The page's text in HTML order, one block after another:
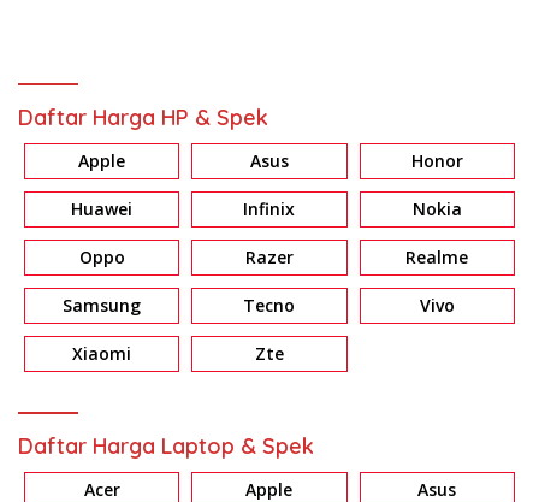
Daftar Harga HP & Spek
Apple Asus Honor
Huawei Infinix Nokia
Oppo Razer Realme
Samsung Tecno Vivo
Xiaomi Zte
Daftar Harga Laptop & Spek
Acer Apple Asus